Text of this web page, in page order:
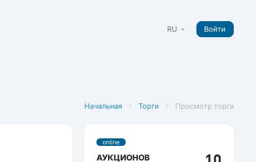
RU Войти
Начальная Торги Просмотр торга
online
АУКЦИОНОВ